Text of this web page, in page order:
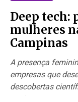
Deep tech:
mulheres
Campinas
A presença
empresas que
descobertas